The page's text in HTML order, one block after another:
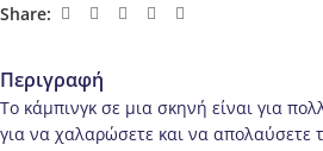
Share:
Περιγραφή
Το κάμπινγκ σε μια σκηνή είναι για
για να χαλαρώσετε και να απολαύσετε